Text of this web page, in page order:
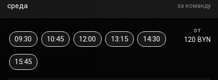
среда
за команду
от
120 BYN
09:30 10:45 12:00 13:15 14:30
15:45